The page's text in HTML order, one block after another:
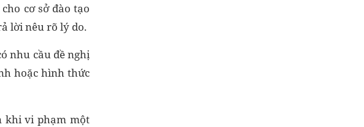
cơ sở đào tạo
lời nêu rõ lý do.
nhu cầu đề nghị
hoặc hình thức
khi vi phạm một